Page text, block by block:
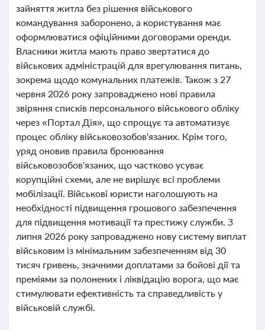
зайняття житла без рішення військового
командування заборонено, а користування має
оформлюватися офіційними договорами оренди.
Власники житла мають право звертатися до
військових адміністрацій для врегулювання питань,
зокрема щодо комунальних платежів. Також з 27
червня 2026 року запроваджено нові правила
звіряння списків персонального військового обліку
через «Портал Дія», що спрощує та автоматизує
процес обліку військовозобов'язаних. Крім того,
уряд оновив правила бронювання
військовозобов'язаних, що частково усуває
корупційні схеми, але не вирішує всі проблеми
мобілізації. Військові юристи наголошують на
необхідності підвищення грошового забезпечення
для підвищення мотивації та престижу служби. З
липня 2026 року запроваджено нову систему виплат
військовим із мінімальним забезпеченням від 30
тисяч гривень, значними доплатами за бойові дії та
преміями за полонених і ліквідацію ворога, що має
стимулювати ефективність та справедливість у
військовій службі.